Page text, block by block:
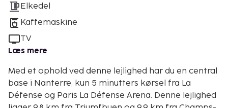
Elkedel
Kaffemaskine
TV
Læs mere
Med et ophold ved denne lejlighed har du en central
base i Nanterre, kun 5 minutters kørsel fra La
Défense og Paris La Défense Arena. Denne lejlighed